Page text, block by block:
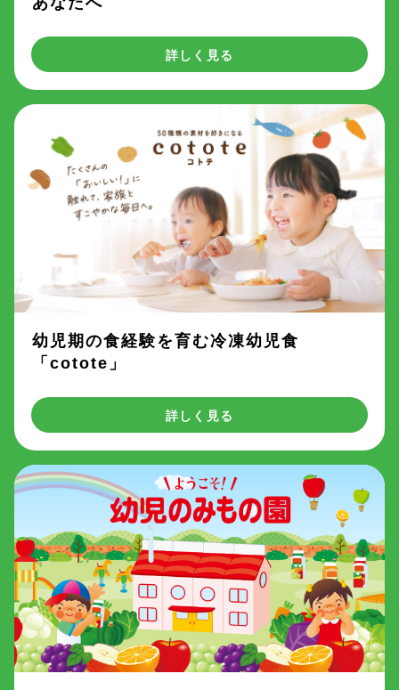
詳しく見る
幼児期の食経験を育む冷凍幼児食
「cotote」
詳しく見る